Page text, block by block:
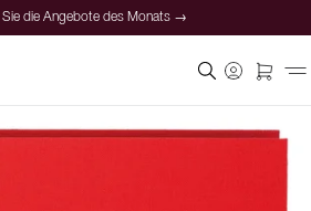
Sie die Angebote des Monats →